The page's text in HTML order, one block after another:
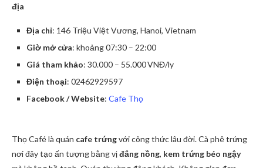
địa
Địa chỉ: 146 Triệu Việt Vương, Hanoi, Vietnam
Giờ mở cửa: khoảng 07:30 – 22:00
Giá tham khảo: 30.000 – 55.000 VNĐ/ly
Điện thoại: 02462929597
Facebook / Website: Cafe Thọ
Thọ Café là quán cafe trứngvới công thức lâu đời. Cà phê trứng
nơi đây tạo ấn tượng bằng vịđắng nồng, kem trứng béo ngậy